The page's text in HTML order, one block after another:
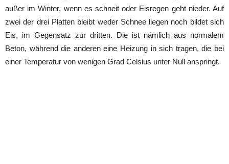
außer im Winter, wenn es schneit oder Eisregen geht nieder. Auf
zwei der drei Platten bleibt weder Schnee liegen noch bildet sich
Eis, im Gegensatz zur dritten. Die ist nämlich aus normalem
Beton, während die anderen eine Heizung in sich tragen, die bei
einer Temperatur von wenigen Grad Celsius unter Null anspringt.